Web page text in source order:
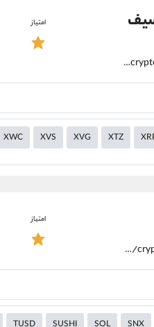
https://alirezamehrabi.com/cryptocurrency/wallet/safepal-wallet
امتیاز
XWC XVS XVG XTZ
https://alirezamehrabi.com/cryptocurrency/wallet/wirex-wallet
امتیاز